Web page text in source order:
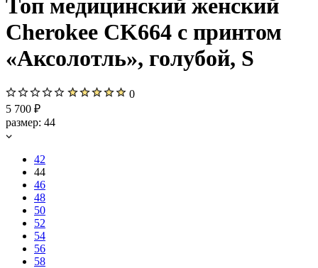
Топ медицинский женский
Cherokee CK664 с принтом
«Аксолотль», голубой, S
0
5 700 ₽
размер: 44
42
44
46
48
50
52
54
56
58